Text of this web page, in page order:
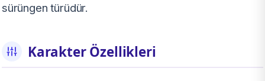
sürüngen türüdür.
Karakter Özellikleri